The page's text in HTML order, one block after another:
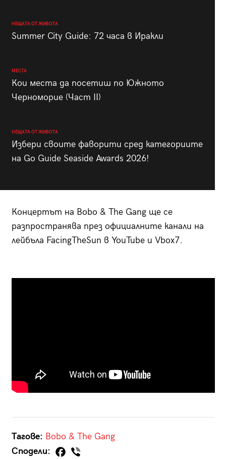
НЕЩАТА ОТ ЖИВОТА
Summer City Guide: 72 часа в Иракли
МЕСТА
Кои места да посетиш по Южното
Черноморие (Част II)
НЕЩАТА ОТ ЖИВОТА
Избери своите фаворити сред категориите
на Go Guide Seaside Awards 2026!
Концертът на Bobo & The Gang ще се
разпространява през официалните канали на
лейбъла FacingTheSun в YouTube и Vbox7.
Тагове: Bobo & The Gang
Сподели: